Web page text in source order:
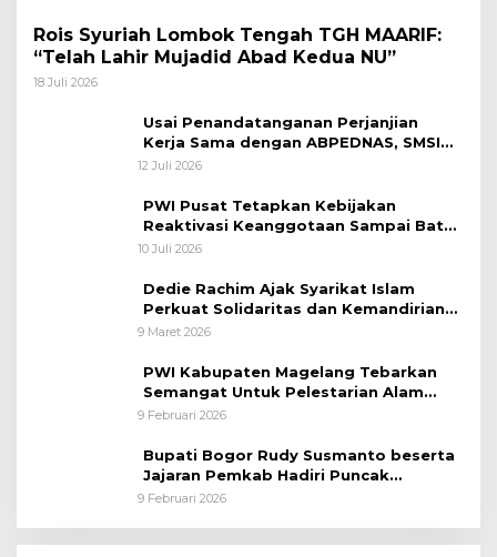
Rois Syuriah Lombok Tengah TGH MAARIF:
“Telah Lahir Mujadid Abad Kedua NU”
18 Juli 2026
Usai Penandatanganan Perjanjian
Kerja Sama dengan ABPEDNAS, SMSI
Bergerak Bentuk Pokja News Room
12 Juli 2026
PWI Pusat Tetapkan Kebijakan
Reaktivasi Keanggotaan Sampai Batas
31 Desember 2026
10 Juli 2026
Dedie Rachim Ajak Syarikat Islam
Perkuat Solidaritas dan Kemandirian
Ekonomi
9 Maret 2026
PWI Kabupaten Magelang Tebarkan
Semangat Untuk Pelestarian Alam
Melalui Tanam Pohon dan Melepas
9 Februari 2026
Bupati Bogor Rudy Susmanto beserta
Jajaran Pemkab Hadiri Puncak
Peringatan HPN 2026 di Graha
9 Februari 2026